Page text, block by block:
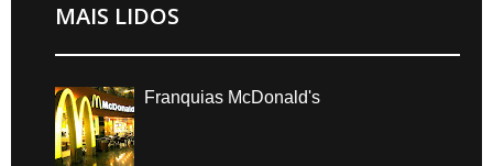
MAIS LIDOS
Franquias McDonald's